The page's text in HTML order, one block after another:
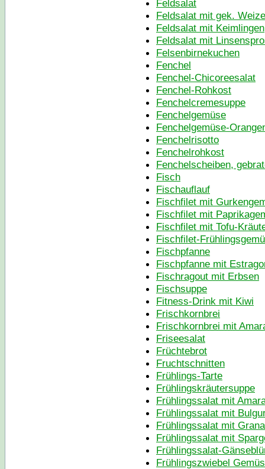
Feldsalat
Feldsalat mit gek.
Feldsalat mit Keimlingen
Feldsalat mit
Felsenbirnekuchen
Fenchel
Fenchel-Chicoreesalat
Fenchel-Rohkost
Fenchelcremesuppe
Fenchelgemüse
Fenchelgemüse-
Fenchelrisotto
Fenchelrohkost
Fenchelscheiben,
Fisch
Fischauflauf
Fischfilet mit
Fischfilet mit
Fischfilet mit Tofu-
Fischfilet-
Fischpfanne
Fischpfanne mit
Fischragout mit Erbsen
Fischsuppe
Fitness-Drink mit Kiwi
Frischkornbrei
Frischkornbrei mit
Friseesalat
Früchtebrot
Fruchtschnitten
Frühlings-Tarte
Frühlingskräutersuppe
Frühlingssalat mit
Frühlingssalat mit
Frühlingssalat mit
Frühlingssalat mit
Frühlingssalat-
Frühlingszwiebel